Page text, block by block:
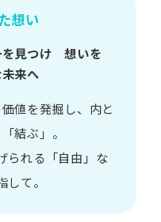
想い
を​見つけ 想いを​
来へ
値を​発掘し、 内と​
結ぶ」。
られる 「自由」な​
て。​